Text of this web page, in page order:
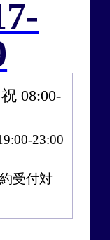
08:00‐
23:00
受付対